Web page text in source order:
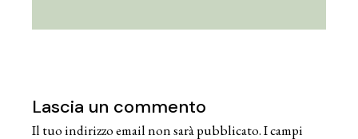
Lascia un commento
Il tuo indirizzo email non sarà pubblicato.I campi